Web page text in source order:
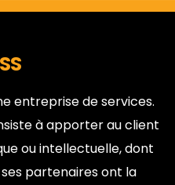
entreprise de services.
à apporter au client
ou intellectuelle, dont
ses partenaires ont la